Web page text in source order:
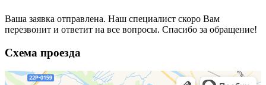
Ваша заявка отправлена. Наш специалист скоро Вам
перезвонит и ответит на все вопросы. Спасибо за обращение!
Схема проезда